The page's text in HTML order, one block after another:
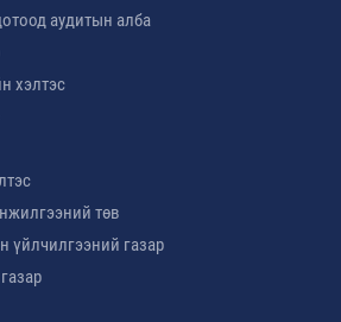
аудитын алба
хэлтэс
төв
үйлчилгээний газар